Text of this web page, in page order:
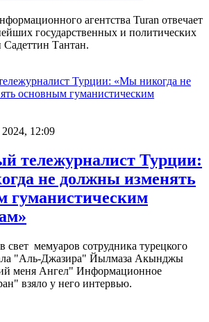
агентства Turan отвечает
государственных и политических
Тантан.
2024, 12:09
тележурналист Турции:
не должны изменять
гуманистическим
свет мемуаров сотрудника турецкого
"Аль-Джазира" Йылмаза Акынджы
меня Ангел" Информационное
взяло у него интервью.